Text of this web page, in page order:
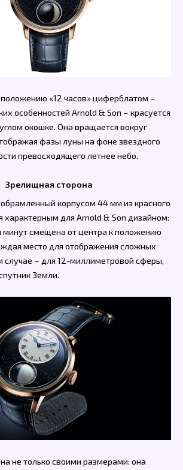
«12 часов» циферблатом –
особенностей Arnold & Son – красуется
окошке. Она вращается вокруг
фазы луны на фоне звездного
превосходящего летнее небо.
Зрелищная сторона
корпусом 44 мм из красного
характерным для Arnold & Son дизайном:
минут смещена от центра к положению
место для отображения сложных
случае – для 12-миллиметровой сферы,
Земли.
не только своими размерами: она